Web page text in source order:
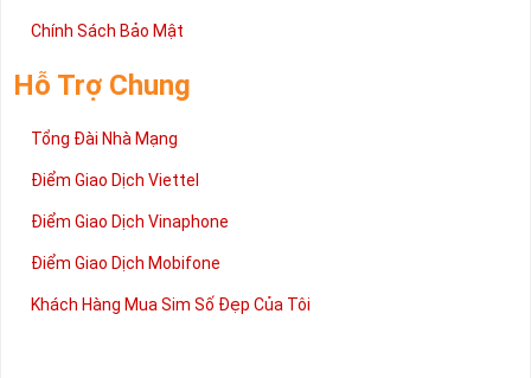
Chính Sách Bảo Mật
Hỗ Trợ Chung
Tổng Đài Nhà Mạng
Điểm Giao Dịch Viettel
Điểm Giao Dịch Vinaphone
Điểm Giao Dịch Mobifone
Khách Hàng Mua Sim Số Đẹp Của Tôi